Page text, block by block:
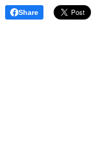
Share